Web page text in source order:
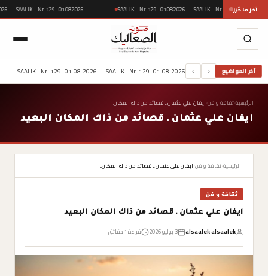
آخر ما حُرر — SAALIK - Nr. 129- 01.08.2026 SAALIK - Nr. 129- 01.08.2026 — SAALIK - Nr. 129-
آخر المواضيع ‹
›
SAALIK - Nr. 129- 01.08.2026 — SAALIK - Nr. 129- 01.08.2026
الرئيسية›ثقافة و فن›ايفان علي عثمان ـ قصائد من ذاك المكان…
ايفان علي عثمان ـ قصائد من ذاك المكان البعيد
الرئيسية›ثقافة و فن›ايفان علي عثمان ـ قصائد من ذاك المكان…
ثقافة و فن
ايفان علي عثمان ـ قصائد من ذاك المكان البعيد
alsaalek alsaalek 3 يوليو 2026 قراءة 1 دقائق